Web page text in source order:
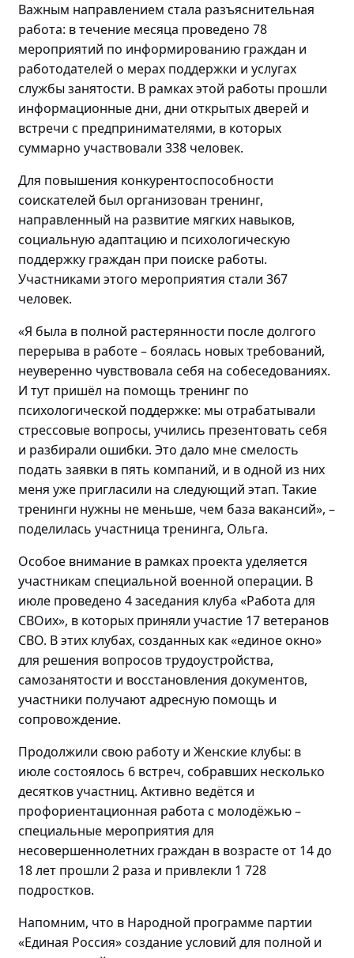
Важным направлением стала разъяснительная
работа: в течение месяца проведено 78
мероприятий по информированию граждан и
работодателей о мерах поддержки и услугах
службы занятости. В рамках этой работы прошли
информационные дни, дни открытых дверей и
встречи с предпринимателями, в которых
суммарно участвовали 338 человек.
Для повышения конкурентоспособности
соискателей был организован тренинг,
направленный на развитие мягких навыков,
социальную адаптацию и психологическую
поддержку граждан при поиске работы.
Участниками этого мероприятия стали 367
человек.
«Я была в полной растерянности после долгого
перерыва в работе – боялась новых требований,
неуверенно чувствовала себя на собеседованиях.
И тут пришёл на помощь тренинг по
психологической поддержке: мы отрабатывали
стрессовые вопросы, учились презентовать себя
и разбирали ошибки. Это дало мне смелость
подать заявки в пять компаний, и водной из них
меня уже пригласили на следующий этап. Такие
тренинги нужны не меньше, чем база вакансий», –
поделилась участница тренинга, Ольга.
Особое внимание в рамках проекта уделяется
участникам специальной военной операции. В
июле проведено 4 заседания клуба «Работа для
СВОих», в которых приняли участие 17 ветеранов
СВО. В этих клубах, созданных как «единое окно»
для решения вопросов трудоустройства,
самозанятости и восстановления документов,
участники получают адресную помощь и
сопровождение.
Продолжили свою работу и Женские клубы: в
июле состоялось 6 встреч, собравших несколько
десятков участниц. Активно ведётся и
профориентационная работа с молодёжью–
специальные мероприятия для
несовершеннолетних граждан в возрасте от 14 до
18 лет прошли 2 раза и привлекли 1 728
подростков.
Напомним, что в Народной программе партии
«Единая Россия» создание условий для полной и